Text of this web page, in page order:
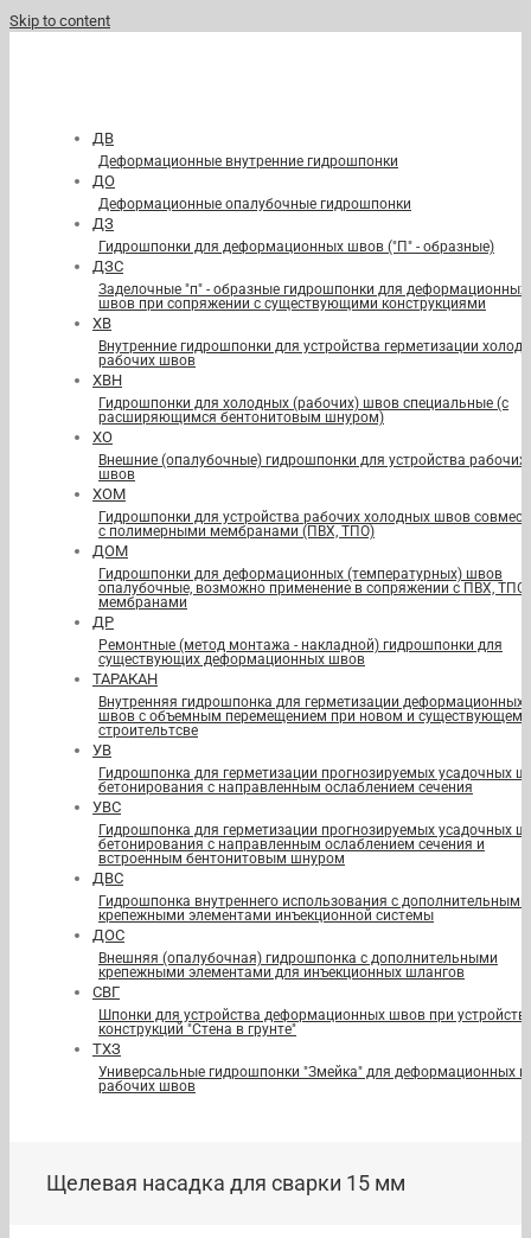
Skip to content
ДВ
Деформационные внутренние гидрошпонки
ДО
Деформационные опалубочные гидрошпонки
ДЗ
Гидрошпонки для деформационных швов ("П" - образные)
ДЗС
Заделочные "п" - образные гидрошпонки для деформационных
швов при сопряжении с существующими конструкциями
ХВ
Внутренние гидрошпонки для устройства герметизации
рабочих швов
ХВН
Гидрошпонки для холодных (рабочих) швов специальные (с
расширяющимся бентонитовым шнуром)
ХО
Внешние (опалубочные) гидрошпонки для устройства рабочих
швов
ХОМ
Гидрошпонки для устройства рабочих холодных швов
с полимерными мембранами (ПВХ, ТПО)
ДОМ
Гидрошпонки для деформационных (температурных) швов
опалубочные, возможно применение в сопряжении с ПВХ, ТПО
мембранами
ДР
Ремонтные (метод монтажа - накладной) гидрошпонки для
существующих деформационных швов
ТАРАКАН
Внутренняя гидрошпонка для герметизации деформационных
швов с объемным перемещением при новом и существующем
строительтсве
УВ
Гидрошпонка для герметизации прогнозируемых усадочных
бетонирования с направленным ослаблением сечения
УВС
Гидрошпонка для герметизации прогнозируемых усадочных
бетонирования с направленным ослаблением сечения и
встроенным бентонитовым шнуром
ДВС
Гидрошпонка внутреннего использования с дополнительными
крепежными элементами инъекционной системы
ДОС
Внешняя (опалубочная) гидрошпонка с дополнительными
крепежными элементами для инъекционных шлангов
СВГ
Шпонки для устройства деформационных швов при
конструкций "Стена в грунте"
ТХЗ
Универсальные гидрошпонки "Змейка" для деформационных и
рабочих швов
Щелевая насадка для сварки 15 мм